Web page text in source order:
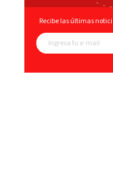
Recibe las últimas